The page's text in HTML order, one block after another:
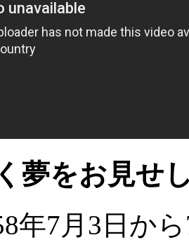
夢をお見せ
年7月3日か